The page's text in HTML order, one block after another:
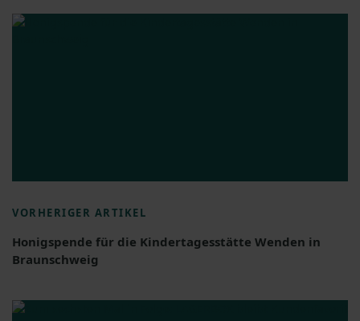
VORHERIGER ARTIKEL
Honigspende für die Kindertagesstätte Wenden in
Braunschweig